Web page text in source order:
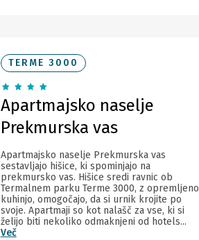
TERME 3000
Apartmajsko naselje
Prekmurska vas
Apartmajsko naselje Prekmurska vas
sestavljajo hišice, ki spominjajo na
prekmursko vas. Hišice sredi ravnic ob
Termalnem parku Terme 3000, z opremljeno
kuhinjo, omogočajo, da si urnik krojite po
svoje. Apartmaji so kot nalašč za vse, ki si
želijo biti nekoliko odmaknjeni od hotels...
Več